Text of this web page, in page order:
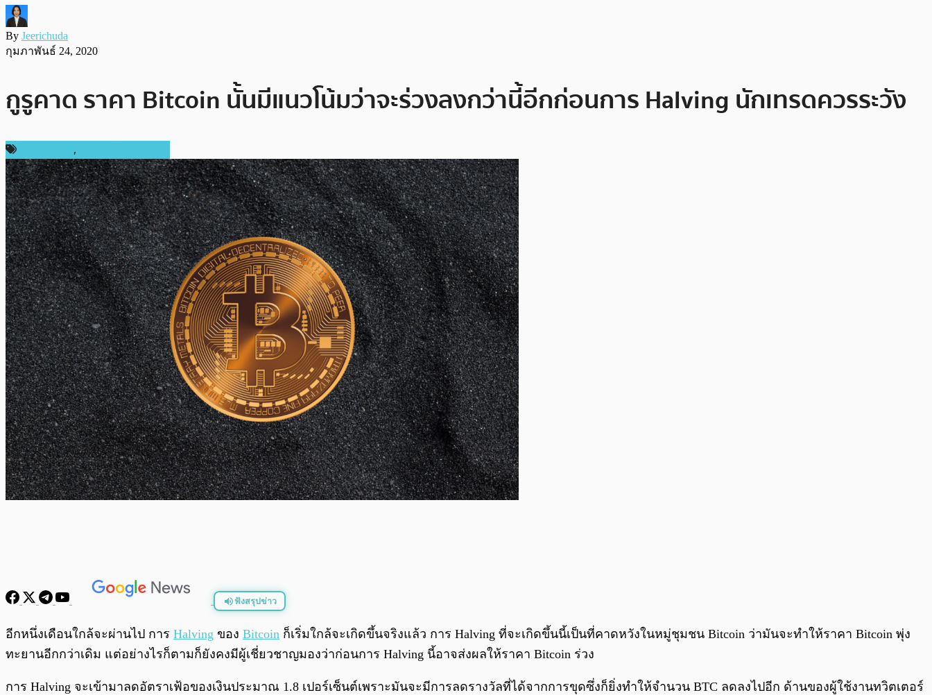
By Jeerichuda
กุมภาพันธ์ 24, 2020
กูรูคาด ราคา Bitcoin นั้นมีแนวโน้มว่าจะร่วงลงกว่านี้อีกก่อนการ Halving นักเทรดควรระวัง
,
ฟังสรุปข่าว
พร้อมเล่น /0:00
อีกหนึ่งเดือนใกล้จะผ่านไป การ Halving ของ Bitcoin ก็เริ่มใกล้จะเกิดขึ้นจริงแล้ว การ Halving ที่จะเกิดขึ้นนี้เป็นที่คาดหวังในหมู่ชุมชน Bitcoin ว่ามันจะทำให้ราคา Bitcoin พุ่ง
ทะยานอีกกว่าเดิม แต่อย่างไรก็ตามก็ยังคงมีผู้เชี่ยวชาญมองว่าก่อนการ Halving นี้อาจส่งผลให้ราคา Bitcoin ร่วง
การ Halving จะเข้ามาลดอัตราเฟ้อของเงินประมาณ 1.8 เปอร์เซ็นต์เพราะมันจะมีการลดรางวัลที่ได้จากการขุดซึ่งก็ยิ่งทำให้จำนวน BTC ลดลงไปอีก ด้านของผู้ใช้งานทวิตเตอร์